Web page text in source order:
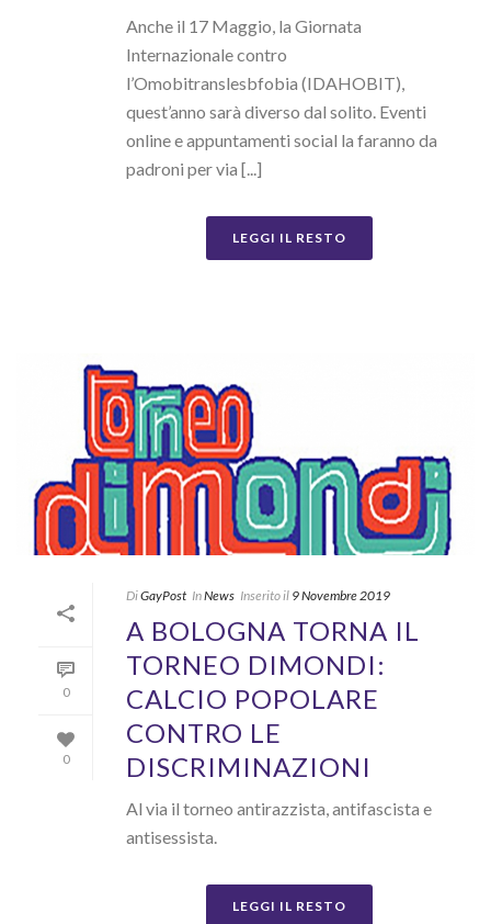
Anche il 17 Maggio, la Giornata
Internazionale contro
l’Omobitranslesbfobia (IDAHOBIT),
quest’anno sarà diverso dal solito. Eventi
online e appuntamenti social la faranno da
padroni per via [...]
LEGGI IL RESTO
0
0
DiGayPost InNews Inserito il 9 Novembre 2019
A BOLOGNA TORNA IL
TORNEO DIMONDI:
CALCIO POPOLARE
CONTRO LE
DISCRIMINAZIONI
Al via il torneo antirazzista, antifascista e
antisessista.
LEGGI IL RESTO